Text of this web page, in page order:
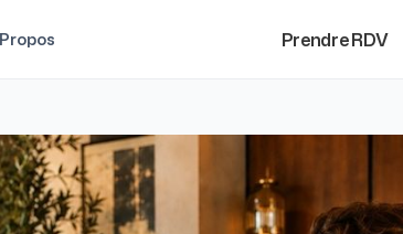
Prendre RDV